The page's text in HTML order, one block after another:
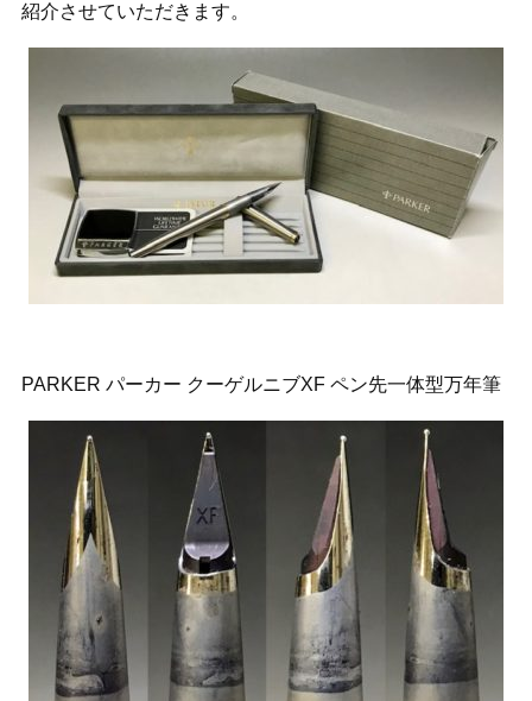
紹介させていただきます。
PARKER パーカー クーゲルニブXF ペン先一体型万年筆